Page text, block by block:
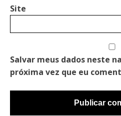
Site
Salvar meus dados neste
próxima vez que eu